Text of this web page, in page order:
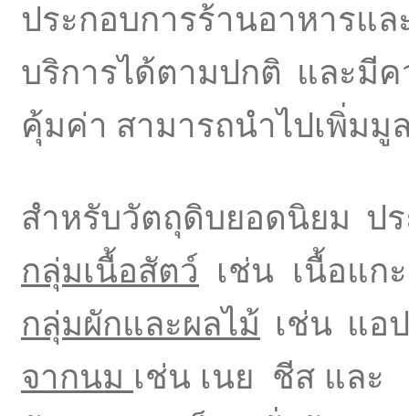
ประกอบการร้านอาหารแ
บริการได้ตามปกติ และมี
คุ้มค่า สามารถนำไปเพิ่มมู
สำหรับวัตถุดิบยอดนิยม
กลุ่มเนื้อสัตว์ เช่น เนื้อแ
กลุ่มผักและผลไม้ เช่น แอ
จากนม เช่น เนย ชีส แล